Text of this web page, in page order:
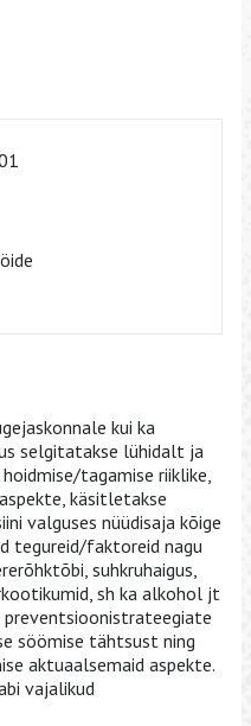
kui ka
selgitatakse lühidalt ja
tagamise riiklike,
käsitletakse
valguses nüüdisaja kõige
tegureid/faktoreid nagu
suhk­ru­hai­gus,
sh ka alko­hol jt
söömise tähtsust ning
aktuaalsemaid aspekte.
vajalikud